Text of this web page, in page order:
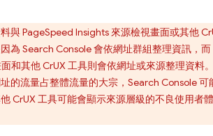
與 PageSpeed Insights 來源檢視畫面或其他
為 Search Console 會依網址群組整理資訊，而
和其他 CrUX 工具則會依網址或來源整理資料
的流量占整體流量的大宗，Search Console 可
CrUX 工具可能會顯示來源層級的不良使用者